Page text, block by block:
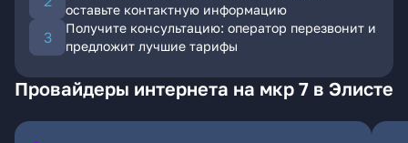
оставьте контактную информацию
Получите консультацию: оператор перезвонит и
предложит лучшие тарифы
Провайдеры интернета на мкр 7 в Элисте